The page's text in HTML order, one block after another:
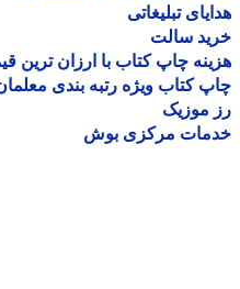
تبلیغاتی
سالت
چاپ کتاب با ارزان ترین قیمت
کتاب ویژه رتبه بندی معلمان
موزیک
مرکزی بوش